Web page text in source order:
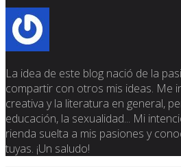
La idea de este blog nació de la
compartir con otros mis ideas. Me
creativa y la literatura en general,
educación, la sexualidad... Mi
rienda suelta a mis pasiones y
tuyas. ¡Un saludo!